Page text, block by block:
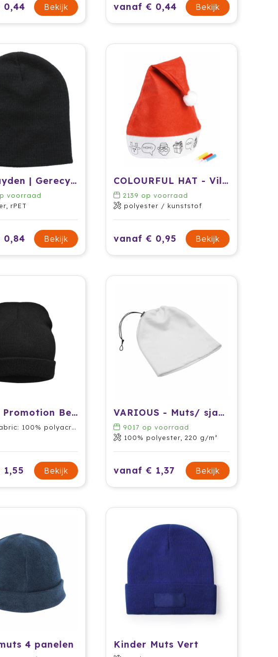
0,44 Bekijk vanaf € 0,44 Bekijk
Muts Jayden | Gerecycled | Gebreid
voorraad
rPET
0,84 Bekijk
COLOURFUL HAT - Vilten kerstmuts
2139 op voorraad
polyester / kunststof
vanaf € 0,95 Bekijk
Knitted Promotion Beanie
100% polyacrylic
Bekijk
VARIOUS - Muts/ sjaalcombinatie van fleece
9017 op voorraad
100% polyester, 220 g/m²
vanaf € 1,37 Bekijk
4 panelen Kinder Muts Vert